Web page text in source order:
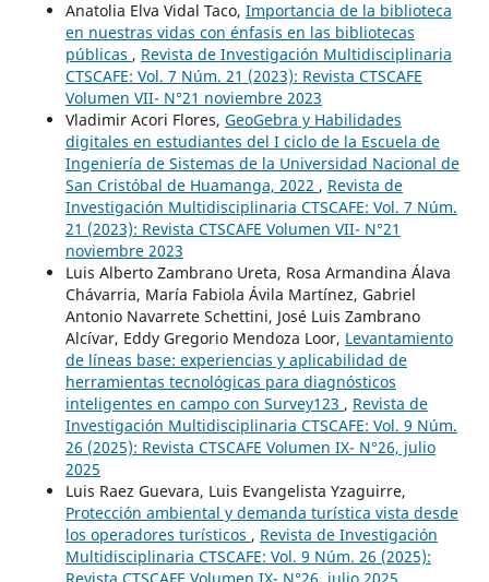
Anatolia Elva Vidal Taco, Importancia de la biblioteca
en nuestras vidas con énfasis en las bibliotecas
públicas , Revista de Investigación Multidisciplinaria
CTSCAFE: Vol. 7 Núm. 21 (2023): Revista CTSCAFE
Volumen VII- N°21 noviembre 2023
Vladimir Acori Flores, GeoGebra y Habilidades
digitales en estudiantes del I ciclo de la Escuela de
Ingeniería de Sistemas de la Universidad Nacional de
San Cristóbal de Huamanga, 2022 , Revista de
Investigación Multidisciplinaria CTSCAFE: Vol. 7 Núm.
21 (2023): Revista CTSCAFE Volumen VII- N°21
noviembre 2023
Luis Alberto Zambrano Ureta, Rosa Armandina Álava
Chávarria, María Fabiola Ávila Martínez, Gabriel
Antonio Navarrete Schettini, José Luis Zambrano
Alcívar, Eddy Gregorio Mendoza Loor, Levantamiento
de líneas base: experiencias y aplicabilidad de
herramientas tecnológicas para diagnósticos
inteligentes en campo con Survey123 , Revista de
Investigación Multidisciplinaria CTSCAFE: Vol. 9 Núm.
26 (2025): Revista CTSCAFE Volumen IX- N°26, julio
2025
Luis Raez Guevara, Luis Evangelista Yzaguirre,
Protección ambiental y demanda turística vista desde
los operadores turísticos , Revista de Investigación
Multidisciplinaria CTSCAFE: Vol. 9 Núm. 26 (2025):